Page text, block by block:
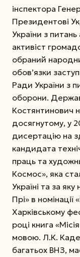
інспектора
Президентові
України з питань
активіст
обраний
обов’язки
Ради України з
оборони.
Костянтинович
досягнутому, у
дисертацію на
кандидата
праць та
Космос», яка
Україні та за
Прі» в номінації
Харківському
році книга
мовою. Л.К.
багатьох ВНЗ,